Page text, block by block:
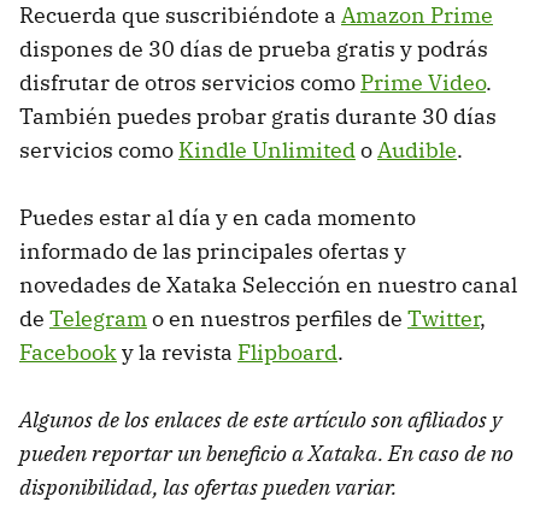
Recuerda que suscribiéndote a Amazon Prime
dispones de 30 días de prueba gratis y podrás
disfrutar de otros servicios como Prime Video.
También puedes probar gratis durante 30 días
servicios como Kindle UnlimitedoAudible.
Puedes estar al día y en cada momento
informado de las principales ofertas y
novedades de Xataka Selección en nuestro canal
de Telegramo en nuestros perfiles de Twitter,
Facebooky la revista Flipboard.
Algunos de los enlaces de este artículo son afiliados y
pueden reportar un beneficio a Xataka. En caso de no
disponibilidad, las ofertas pueden variar.